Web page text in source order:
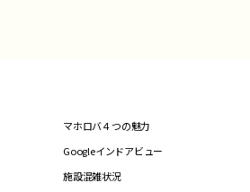
マホロバ４つの魅力
Googleインドアビュー
施設混雑状況